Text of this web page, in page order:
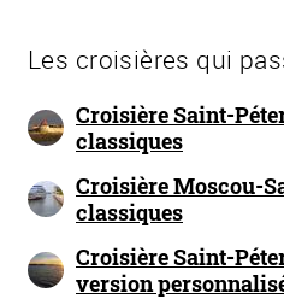
Les croisières qui
Croisière Saint-
classiques
Croisière Moscou-
classiques
Croisière Saint-
version